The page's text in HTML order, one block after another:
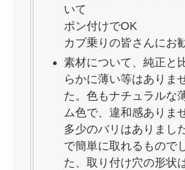
いて
ポン付けでOK
カブ乗りの皆さんにお
素材について、純正と
らかに薄い等はありま
た。色もナチュラルな
ム色で、違和感ありま
多少のバリはありまし
で簡単に取れるもので
た、取り付け穴の形状